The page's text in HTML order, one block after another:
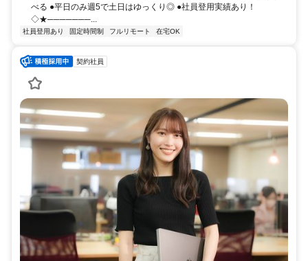
べる ●平日のみ週5で土日はゆっくり◎ ●社員登用実績あり！
◇★───────...
社員登用あり 固定時間制 フルリモート 在宅OK
契約社員